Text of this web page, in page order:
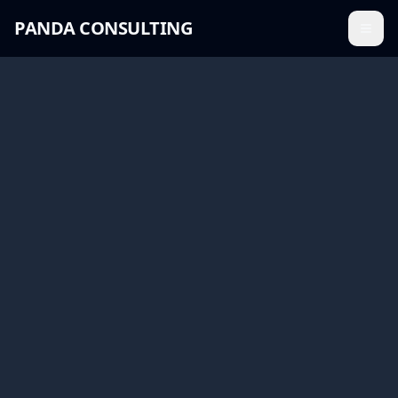
PANDA CONSULTING